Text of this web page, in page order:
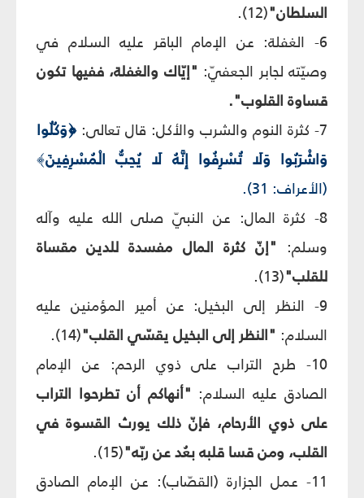
السلطان"(12).
6- الغفلة: عن الإمام الباقر عليه السلام في
وصيّته لجابر الجعفيّ: "إيّاك والغفلة، ففيها تكون
قساوة القلوب".
7- كثرة النوم والشرب والأكل: قال تعالى:
﴿وَكُلُوا
وَاشْرَبُوا وَلَا تُسْرِفُوا إِنَّهُ لَا يُحِبُّ الْمُسْرِفِينَ﴾
(الأعراف: 31).
8- كثرة المال: عن النبيّ صلى الله عليه وآله
وسلم: "إنّ كثرة المال مفسدة للدين مقساة
للقلب"(13).
9- النظر إلى البخيل: عن أمير المؤمنين عليه
السلام: "النظر إلى البخيل يقسّي القلب"(14).
10- طرح التراب على ذوي الرحم: عن الإمام
الصادق عليه السلام: "أنهاكم أن تطرحوا التراب
على ذوي الأرحام، فإنّ ذلك يورث القسوة في
القلب، ومن قسا قلبه بعُد عن ربّه"(15).
11- عمل الجزارة (القصّاب): عن الإمام الصادق